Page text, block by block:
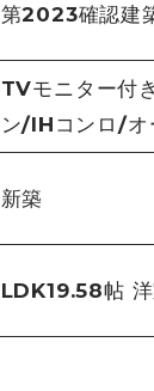
第2023確認建
TVモニター付
ン/IHコンロ/オ
新築
LDK19.58帖